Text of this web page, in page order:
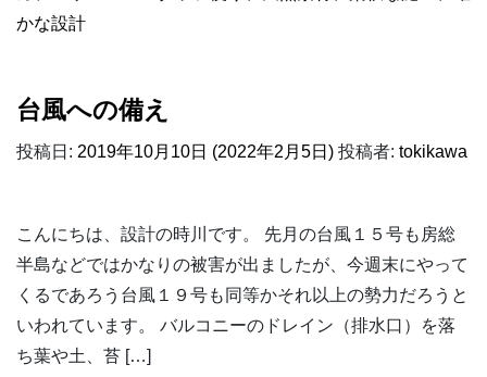
かな設計
台風への備え
投稿日: 2019年10月10日 (2022年2月5日) 投稿者: tokikawa
こんにちは、設計の時川です。 先月の台風１５号も房総
半島などではかなりの被害が出ましたが、今週末にやって
くるであろう台風１９号も同等かそれ以上の勢力だろうと
いわれています。 バルコニーのドレイン（排水口）を落
ち葉や土、苔 […]